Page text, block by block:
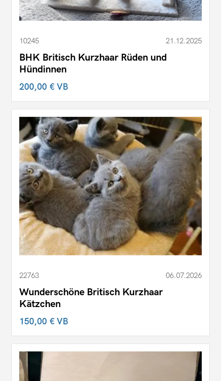
10245 21.12.2025
BHK Britisch Kurzhaar Rüden und
Hündinnen
200,00 €VB
22763 06.07.2026
Wunderschöne Britisch Kurzhaar
Kätzchen
150,00 €VB